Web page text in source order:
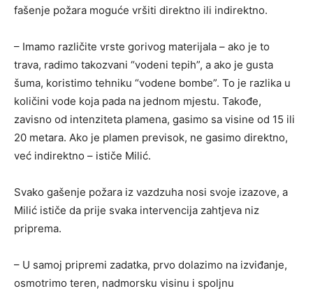
fašenje požara moguće vršiti direktno ili indirektno.
– Imamo različite vrste gorivog materijala – ako je to
trava, radimo takozvani “vodeni tepih”, a ako je gusta
šuma, koristimo tehniku “vodene bombe”. To je razlika u
količini vode koja pada na jednom mjestu. Takođe,
zavisno od intenziteta plamena, gasimo sa visine od 15 ili
20 metara. Ako je plamen previsok, ne gasimo direktno,
već indirektno – ističe Milić.
Svako gašenje požara iz vazdzuha nosi svoje izazove, a
Milić ističe da prije svaka intervencija zahtjeva niz
priprema.
– U samoj pripremi zadatka, prvo dolazimo na izviđanje,
osmotrimo teren, nadmorsku visinu i spoljnu